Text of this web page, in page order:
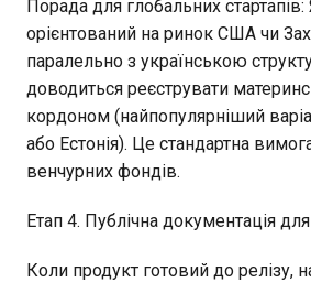
Порада для глобальних
орієнтований на ринок США чи
паралельно з українською
доводиться реєструвати
кордоном (найпопулярніший
або Естонія). Це стандартна
венчурних фондів.
Етап 4. Публічна документація
Коли продукт готовий до релізу,